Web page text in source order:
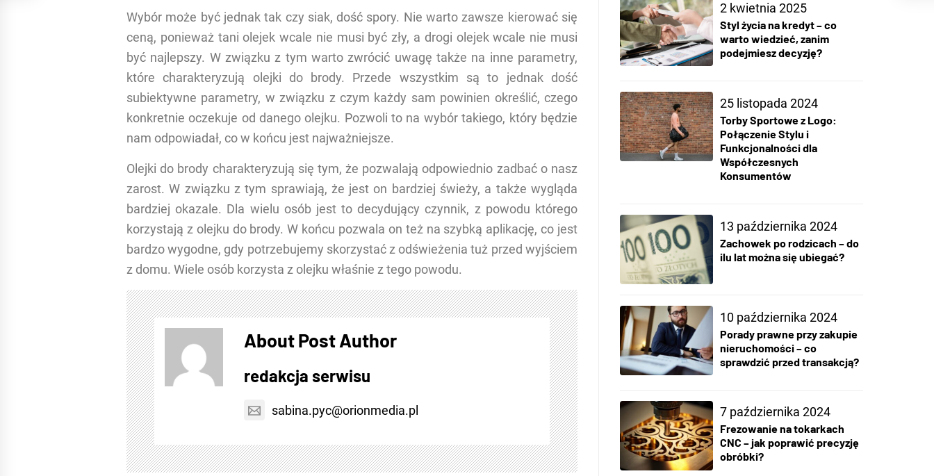
Wybór może być jednak tak czy siak, dość spory. Nie warto zawsze kierować się
ceną, ponieważ tani olejek wcale nie musi być zły, a drogi olejek wcale nie musi
być najlepszy. W związku z tym warto zwrócić uwagę także na inne parametry,
które charakteryzują olejki do brody. Przede wszystkim są to jednak dość
subiektywne parametry, w związku z czym każdy sam powinien określić, czego
konkretnie oczekuje od danego olejku. Pozwoli to na wybór takiego, który będzie
nam odpowiadał, co w końcu jest najważniejsze.
Olejki do brody charakteryzują się tym, że pozwalają odpowiednio zadbać o nasz
zarost. W związku z tym sprawiają, że jest on bardziej świeży, a także wygląda
bardziej okazale. Dla wielu osób jest to decydujący czynnik, z powodu którego
korzystają z olejku do brody. W końcu pozwala on też na szybką aplikację, co jest
bardzo wygodne, gdy potrzebujemy skorzystać z odświeżenia tuż przed wyjściem
z domu. Wiele osób korzysta z olejku właśnie z tego powodu.
About Post Author
redakcja serwisu
sabina.pyc@orionmedia.pl
2 kwietnia 2025
Styl życia na kredyt – co
warto wiedzieć, zanim
podejmiesz decyzję?
25 listopada 2024
Torby Sportowe z Logo:
Połączenie Stylu i
Funkcjonalności dla
Współczesnych
Konsumentów
13 października 2024
Zachowek po rodzicach – do
ilu lat można się ubiegać?
10 października 2024
Porady prawne przy zakupie
nieruchomości – co
sprawdzić przed transakcją?
7 października 2024
Frezowanie na tokarkach
CNC – jak poprawić precyzję
obróbki?